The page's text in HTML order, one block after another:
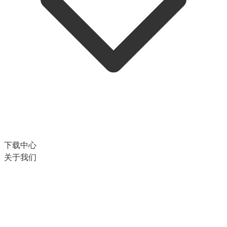
下载中心
关于我们